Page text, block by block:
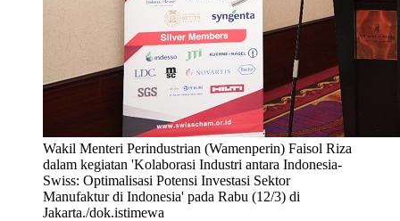
Wakil Menteri Perindustrian (Wamenperin) Faisol Riza
dalam kegiatan 'Kolaborasi Industri antara Indonesia-
Swiss: Optimalisasi Potensi Investasi Sektor
Manufaktur di Indonesia' pada Rabu (12/3) di
Jakarta./dok.istimewa